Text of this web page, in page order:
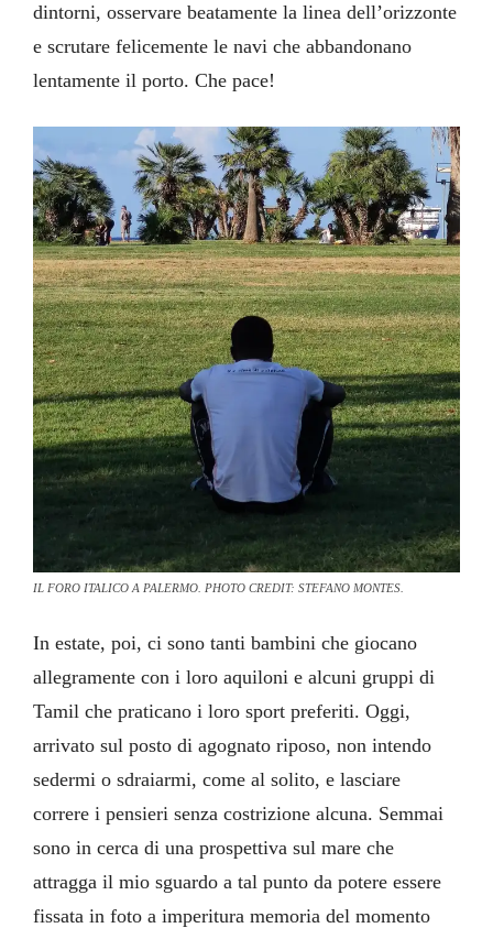
dintorni, osservare beatamente la linea dell’orizzonte
e scrutare felicemente le navi che abbandonano
lentamente il porto. Che pace!
IL FORO ITALICO A PALERMO. PHOTO CREDIT: STEFANO MONTES.
In estate, poi, ci sono tanti bambini che giocano
allegramente con i loro aquiloni e alcuni gruppi di
Tamil che praticano i loro sport preferiti. Oggi,
arrivato sul posto di agognato riposo, non intendo
sedermi o sdraiarmi, come al solito, e lasciare
correre i pensieri senza costrizione alcuna. Semmai
sono in cerca di una prospettiva sul mare che
attragga il mio sguardo a tal punto da potere essere
fissata in foto a imperitura memoria del momento